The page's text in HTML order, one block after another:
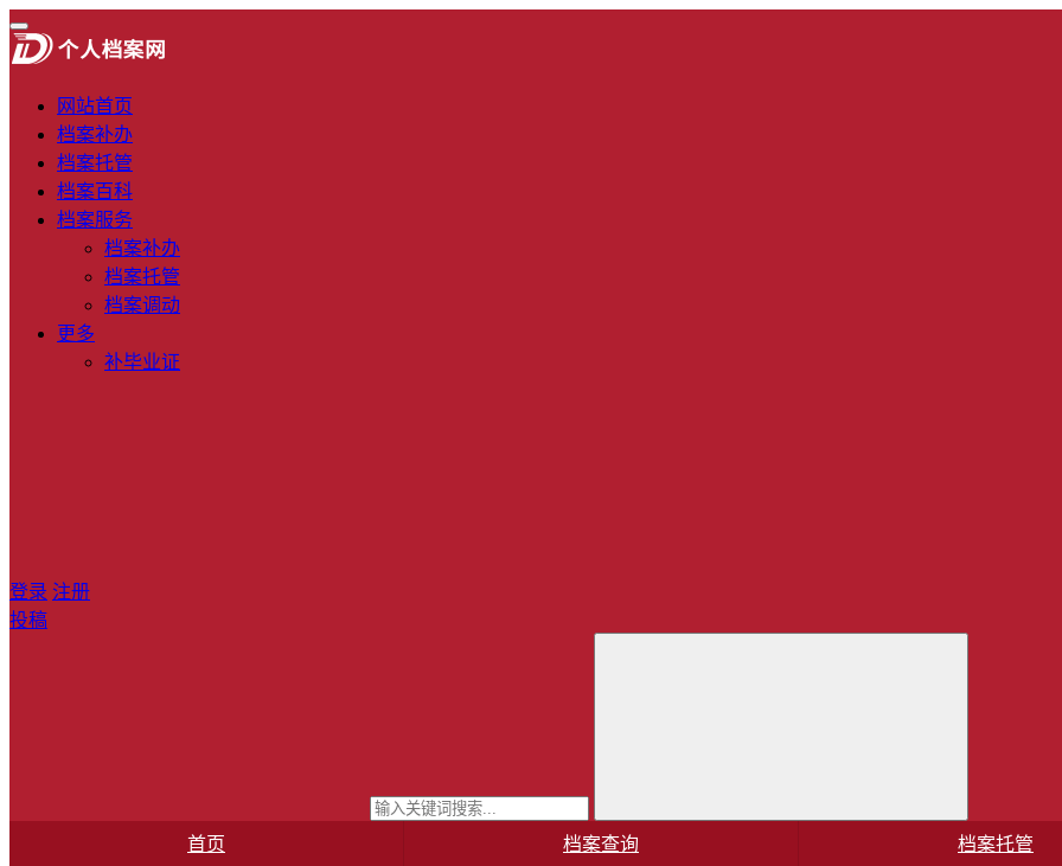
网站首页
档案补办
档案托管
档案百科
档案服务
档案补办
档案托管
档案调动
更多
补毕业证
登录 注册
投稿
首页 档案查询 档案托管